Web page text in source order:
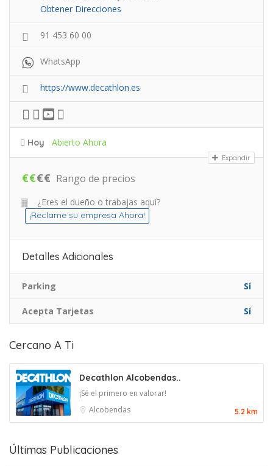
Obtener Direcciones
91 453 60 00
WhatsApp
https://www.decathlon.es
Hoy Abierto Ahora
Expandir
€€€€ Rango de precios
¿Eres el dueño o trabajas aquí?
¡Reclame su empresa Ahora!
Detalles Adicionales
Parking Sí
Acepta Tarjetas Sí
Cercano A Ti
Decathlon Alcobendas..
¡Sé el primero en valorar!
Alcobendas
5.2 km
Últimas Publicaciones